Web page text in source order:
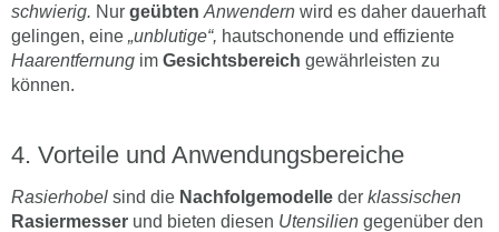
schwierig. Nur geübten Anwendern wird es daher dauerhaft
gelingen, eine „unblutige“, hautschonende und effiziente
Haarentfernung im Gesichtsbereich gewährleisten zu
können.
Vorteile und Anwendungsbereiche
Rasierhobel sind die Nachfolgemodelle der klassischen
Rasiermesser und bieten diesen Utensilien gegenüber den